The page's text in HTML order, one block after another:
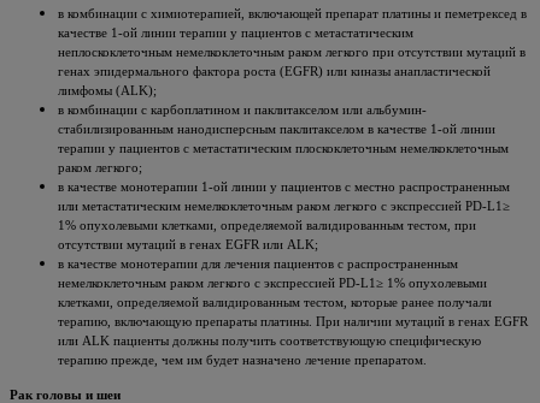
в комбинации с химиотерапией, включающей препарат платины и пеметрексед в
качестве 1-ой линии терапии у пациентов с метастатическим
неплоскоклеточным немелкоклеточным раком легкого при отсутствии мутаций в
генах эпидермального фактора роста (EGFR) или киназы анапластической
лимфомы (ALK);
в комбинации с карбоплатином и паклитакселом или альбумин-
стабилизированным нанодисперсным паклитакселом в качестве 1-ой линии
терапии у пациентов с метастатическим плоскоклеточным немелкоклеточным
раком легкого;
в качестве монотерапии 1-ой линии у пациентов с местно распространенным
или метастатическим немелкоклеточным раком легкого с экспрессией PD-L1≥
1% опухолевыми клетками, определяемой валидированным тестом, при
отсутствии мутаций в генах EGFR или ALK;
в качестве монотерапии для лечения пациентов с распространенным
немелкоклеточным раком легкого с экспрессией PD-L1≥ 1% опухолевыми
клетками, определяемой валидированным тестом, которые ранее получали
терапию, включающую препараты платины. При наличии мутаций в генах EGFR
или ALK пациенты должны получить соответствующую специфическую
терапию прежде, чем им будет назначено лечение препаратом.
Рак головы и шеи